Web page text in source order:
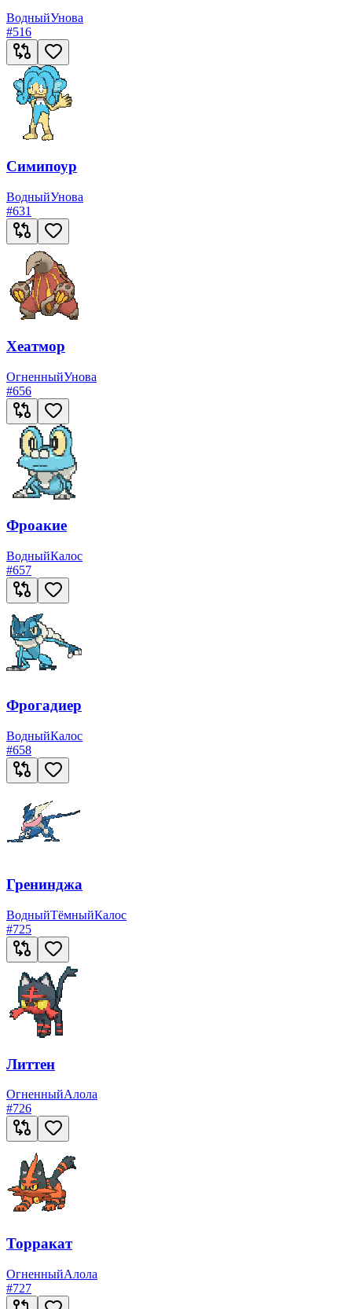
ВодныйУнова
#516
Симипоур
ВодныйУнова
#631
Хеатмор
ОгненныйУнова
#656
Фроакие
ВодныйКалос
#657
Фрогадиер
ВодныйКалос
#658
Гренинджа
ВодныйТёмныйКалос
#725
Литтен
ОгненныйАлола
#726
Торракат
ОгненныйАлола
#727